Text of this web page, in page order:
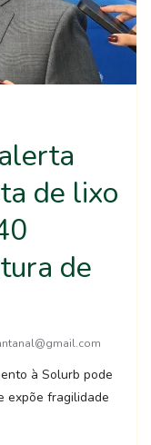
de lixo
de
à Solurb pode
expõe fragilidade